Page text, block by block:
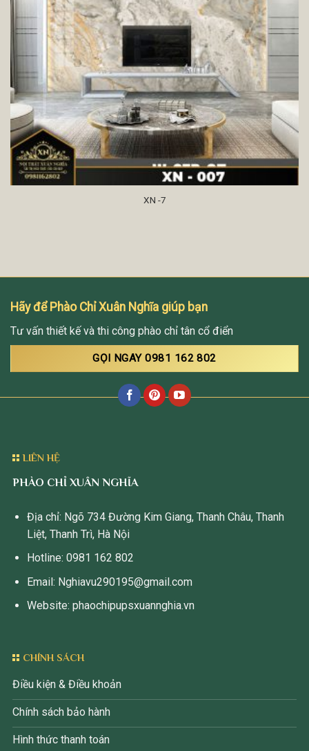
XN -7
Hãy để Phào Chỉ Xuân Nghĩa giúp bạn
Tư vấn thiết kế và thi công phào chỉ tân cổ điển
GỌI NGAY 0981 162 802
LIÊN HỆ
PHÀO CHỈ XUÂN NGHĨA
Địa chỉ: Ngõ 734 Đường Kim Giang, Thanh Châu, Thanh
Liệt, Thanh Trì, Hà Nội
Hotline: 0981 162 802
Email: Nghiavu290195@gmail.com
Website: phaochipupsxuannghia.vn
CHÍNH SÁCH
Điều kiện & Điều khoản
Chính sách bảo hành
Hình thức thanh toán